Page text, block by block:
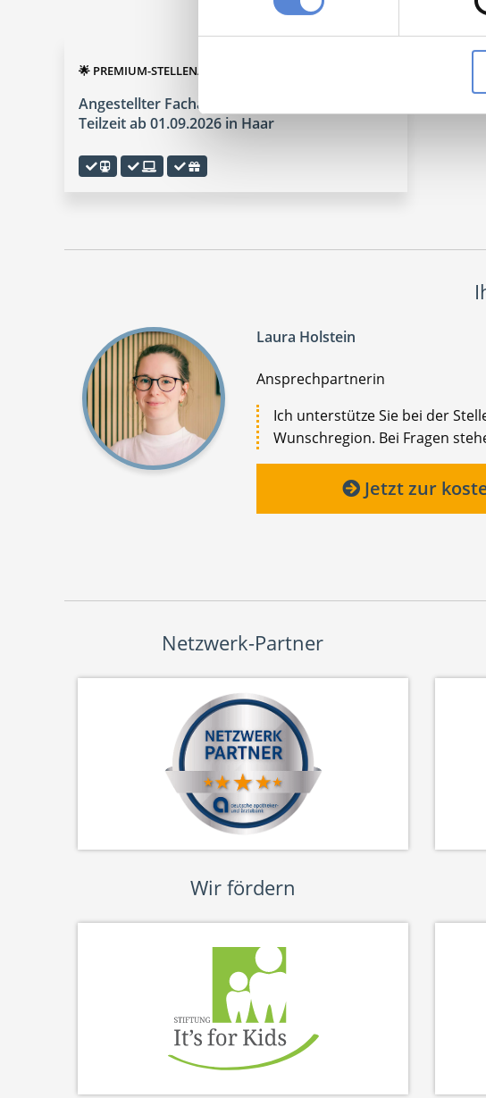
🌟 PREMIUM-STELLENANGEBOT 🌟
Angestellter Facharzt (m/w/d) in Voll- oder
Teilzeit ab 01.09.2026 in Haar
Laura Holstein
Ansprechpartnerin
Ich unterstütze Sie bei der
Wunschregion. Bei Fragen
Jetzt zur
Netzwerk-Partner
Wir fördern